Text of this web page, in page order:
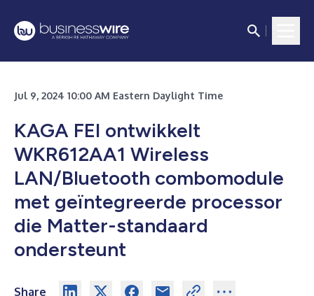
Jul 9, 2024 10:00 AM Eastern Daylight Time
KAGA FEI ontwikkelt
WKR612AA1 Wireless
LAN/Bluetooth combomodule
met geïntegreerde processor
die Matter-standaard
ondersteunt
Share